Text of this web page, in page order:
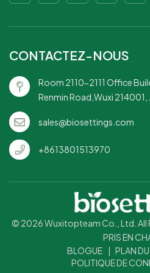
ressources
CONTACTEZ-NOUS
Room 2110-2111 Office
Renmin Road,Wuxi 214001,
sales@biosettings.com
+8613801513970
© 2026 Wuxitopteam Co., Ltd. All
PRIS EN
BLOGUE
PLAN
POLITIQUE DE